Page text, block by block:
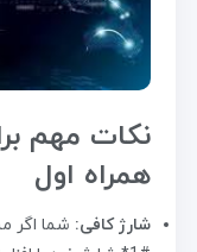
نکات مهم
همراه اول
شارژ کافی: شما اگر